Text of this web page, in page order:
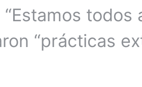
todos
“prácticas